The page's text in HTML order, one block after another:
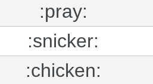
:pray:
:snicker:
:chicken: